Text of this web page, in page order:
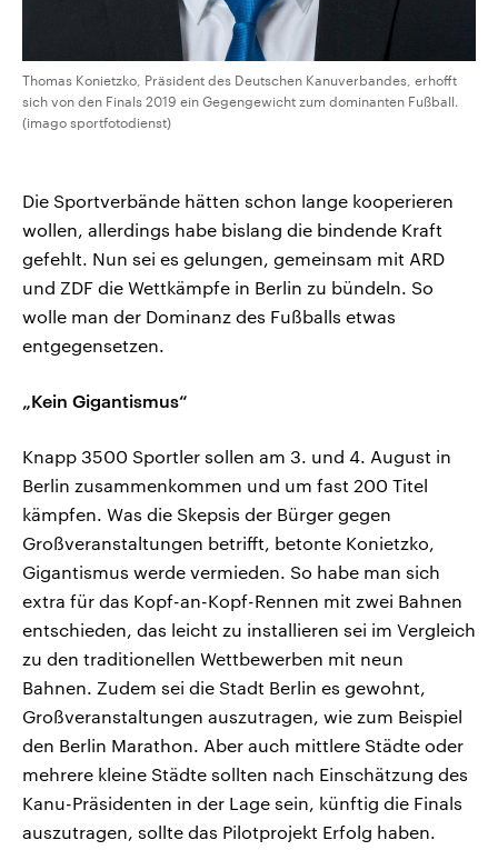
Thomas Konietzko, Präsident des Deutschen Kanuverbandes, erhofft
sich von den Finals 2019 ein Gegengewicht zum dominanten Fußball.
(imago sportfotodienst)
Die Sportverbände hätten schon lange kooperieren
wollen, allerdings habe bislang die bindende Kraft
gefehlt. Nun sei es gelungen, gemeinsam mit ARD
und ZDF die Wettkämpfe in Berlin zu bündeln. So
wolle man der Dominanz des Fußballs etwas
entgegensetzen.
„Kein Gigantismus“
Knapp 3500 Sportler sollen am 3. und 4. August in
Berlin zusammenkommen und um fast 200 Titel
kämpfen. Was die Skepsis der Bürger gegen
Großveranstaltungen betrifft, betonte Konietzko,
Gigantismus werde vermieden. So habe man sich
extra für das Kopf-an-Kopf-Rennen mit zwei Bahnen
entschieden, das leicht zu installieren sei im Vergleich
zu den traditionellen Wettbewerben mit neun
Bahnen. Zudem sei die Stadt Berlin es gewohnt,
Großveranstaltungen auszutragen, wie zum Beispiel
den Berlin Marathon. Aber auch mittlere Städte oder
mehrere kleine Städte sollten nach Einschätzung des
Kanu-Präsidenten in der Lage sein, künftig die Finals
auszutragen, sollte das Pilotprojekt Erfolg haben.